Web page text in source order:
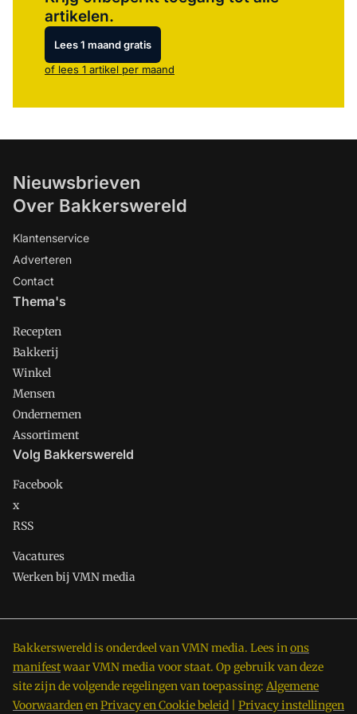
artikelen.
Lees 1 maand gratis
of lees 1 artikel per maand
Nieuwsbrieven
Over Bakkerswereld
Klantenservice
Adverteren
Contact
Thema's
Recepten
Bakkerij
Winkel
Mensen
Ondernemen
Assortiment
Volg Bakkerswereld
Facebook
x
RSS
Vacatures
Werken bij VMN media
Bakkerswereld is onderdeel van VMN media. Lees inons
manifestwaar VMN media voor staat. Op gebruik van deze
site zijn de volgende regelingen van toepassing: Algemene
VoorwaardenenPrivacy en Cookie beleid Privacy instellingen